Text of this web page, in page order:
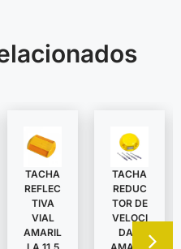
TACHA
REFLEC
TIVA
VIAL
AMARIL
TACHA
REDUC
TOR DE
VELOCI
DAD